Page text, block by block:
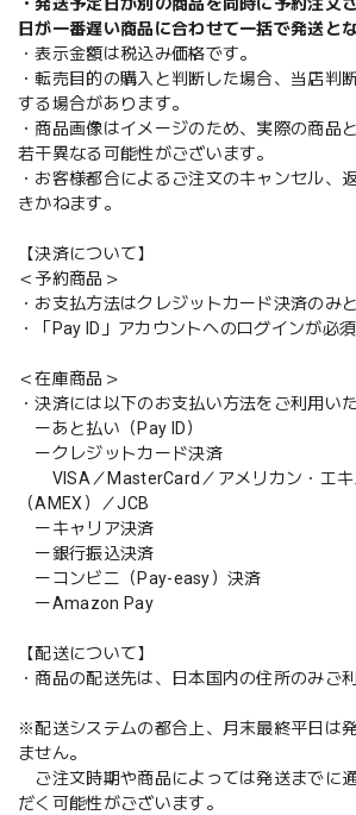
日が一番遅い商品に合わせて一括で発送とな
・表示金額は税込み価格です。
・転売目的の購入と判断した場合、当店判
する場合があります。
・商品画像はイメージのため、実際の商品
若干異なる可能性がございます。
・お客様都合によるご注文のキャンセル、
きかねます。
【決済について】
＜予約商品＞
・お支払方法はクレジットカード決済のみ
・「Pay ID」アカウントへのログインが必
＜在庫商品＞
・決済には以下のお支払い方法をご利用い
ーあと払い（Pay ID）
ークレジットカード決済
VISA／MasterCard／アメリカン・エキ
（AMEX）／JCB
ーキャリア決済
ー銀行振込決済
ーコンビニ（Pay-easy）決済
ーAmazon Pay
【配送について】
・商品の配送先は、日本国内の住所のみご
※配送システムの都合上、月末最終平日は
ません。
ご注文時期や商品によっては発送までに
だく可能性がございます。